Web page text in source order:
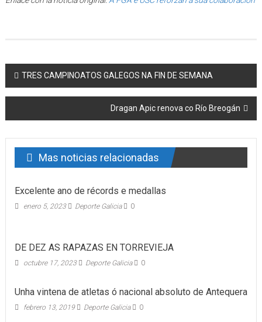
Post navigation
TRES CAMPINOATOS GALEGOS NA FIN DE SEMANA
Dragan Apic renova co Río Breogán
Mas noticias relacionadas
Excelente ano de récords e medallas
enero 5, 2023 Deporte Galicia 0
DE DEZ AS RAPAZAS EN TORREVIEJA
octubre 17, 2023 Deporte Galicia 0
Unha vintena de atletas ó nacional absoluto de Antequera
febrero 13, 2019 Deporte Galicia 0